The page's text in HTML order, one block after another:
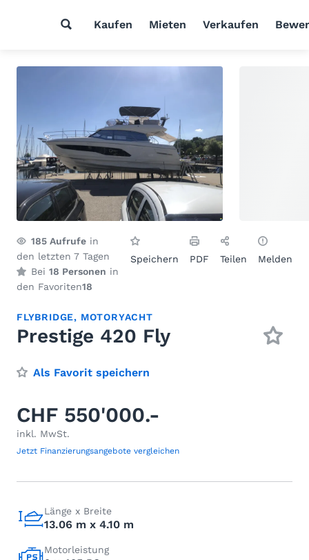
Kaufen Mieten Verkaufen
185 Aufrufe in
den letzten 7 Tagen
Bei 18 Personen in
den Favoriten18
Speichern PDF Teilen Melden
FLYBRIDGE, MOTORYACHT
Prestige 420 Fly
Als Favorit speichern
CHF 550'000.-
inkl. MwSt.
Jetzt Finanzierungsangebote vergleichen
Länge x Breite
13.06 m x 4.10 m
Motorleistung